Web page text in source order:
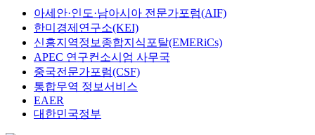
아세안·인도·남아시아 전문가포럼(AIF)
한미경제연구소(KEI)
신흥지역정보종합지식포탈(EMERiCs)
APEC 연구컨소시엄 사무국
중국전문가포럼(CSF)
통합무역 정보서비스
EAER
대한민국정부